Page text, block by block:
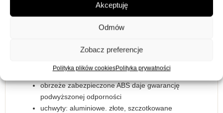
Akceptuję
Odmów
Zobacz preferencje
Polityka plików cookiesPolityka prywatności
fronty: MDF 18 mm, ryflowane
obrzeże zabezpieczone ABS daje gwarancję
podwyższonej odporności
uchwyty: aluminiowe. złote, szczotkowane